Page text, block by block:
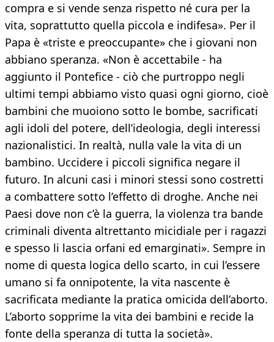
compra e si vende senza rispetto né cura per la
vita, soprattutto quella piccola e indifesa». Per il
Papa è «triste e preoccupante» che i giovani non
abbiano speranza. «Non è accettabile - ha
aggiunto il Pontefice - ciò che purtroppo negli
ultimi tempi abbiamo visto quasi ogni giorno, cioè
bambini che muoiono sotto le bombe, sacrificati
agli idoli del potere, dell’ideologia, degli interessi
nazionalistici. In realtà, nulla vale la vita di un
bambino. Uccidere i piccoli significa negare il
futuro. In alcuni casi i minori stessi sono costretti
a combattere sotto l’effetto di droghe. Anche nei
Paesi dove non c’è la guerra, la violenza tra bande
criminali diventa altrettanto micidiale per i ragazzi
e spesso li lascia orfani ed emarginati». Sempre in
nome di questa logica dello scarto, in cui l’essere
umano si fa onnipotente, la vita nascente è
sacrificata mediante la pratica omicida dell’aborto.
L’aborto sopprime la vita dei bambini e recide la
fonte della speranza di tutta la società».